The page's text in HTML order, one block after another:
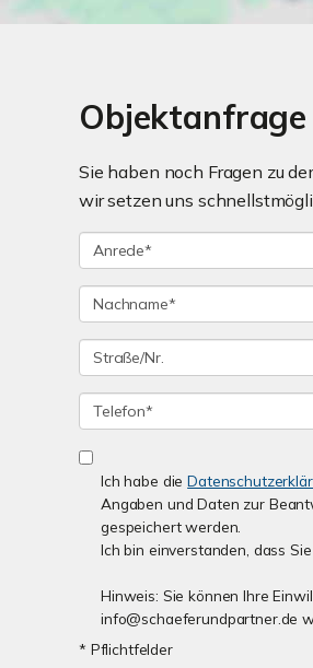
Objektanfrage
Sie haben noch Fragen zu
wir setzen uns
Ich habe die
Angaben und Daten zur
gespeichert werden.
Ich bin einverstanden, dass
Hinweis: Sie können Ihre
info@schaeferundpartner.de
* Pflichtfelder